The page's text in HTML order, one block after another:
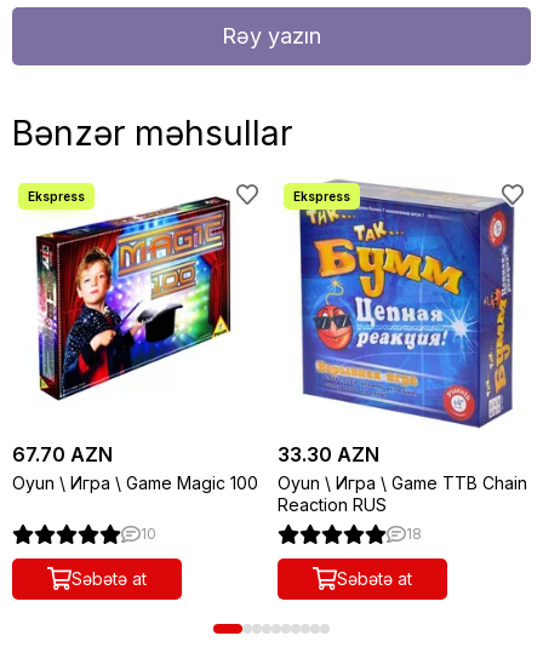
Rəy yazın
Bənzər məhsullar
67.70 AZN
Oyun \ Игра \ Game Magic 100
10
Səbətə at
33.30 AZN
Oyun \ Игра \ Game TTB Chain
Reaction RUS
18
Səbətə at